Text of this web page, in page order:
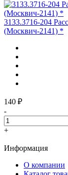
3133.3716-204
(Москвич-2141) *
140 ₽
-
+
Информация
О компании